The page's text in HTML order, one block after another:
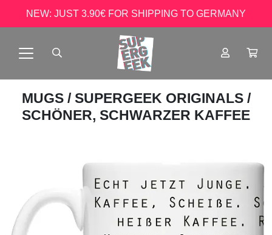
NEW: JUST 3.90€ FOR SHIPPING TO GERMANY
MUGS / SUPERGEEK ORIGINALS /
SCHÖNER, SCHWARZER KAFFEE